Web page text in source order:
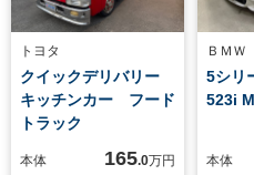
トヨタ
クイックデリバリー
キッチンカー フード
トラック
本体 165.0万円
ＢＭＷ
5シリ
523i
本体